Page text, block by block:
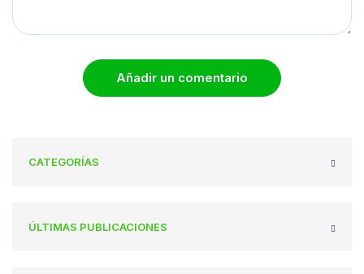
Añadir un comentario
CATEGORÍAS
ÚLTIMAS PUBLICACIONES